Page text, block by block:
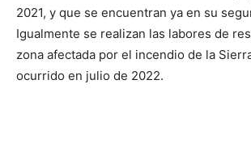
2021, y que se encuentran ya en su
Igualmente se realizan las labores de
zona afectada por el incendio de la
ocurrido en julio de 2022.